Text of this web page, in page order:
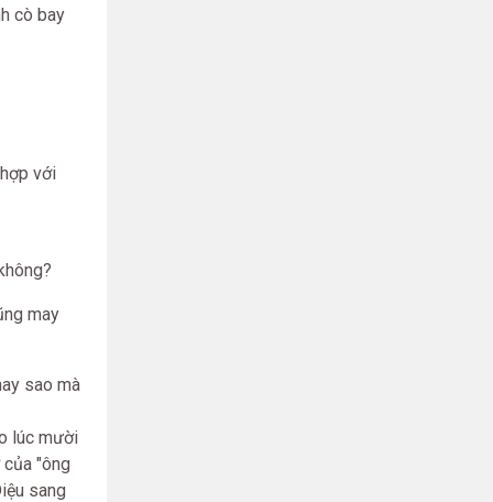
cò bay
với
may
sao mà
lúc mười
"ông
sang